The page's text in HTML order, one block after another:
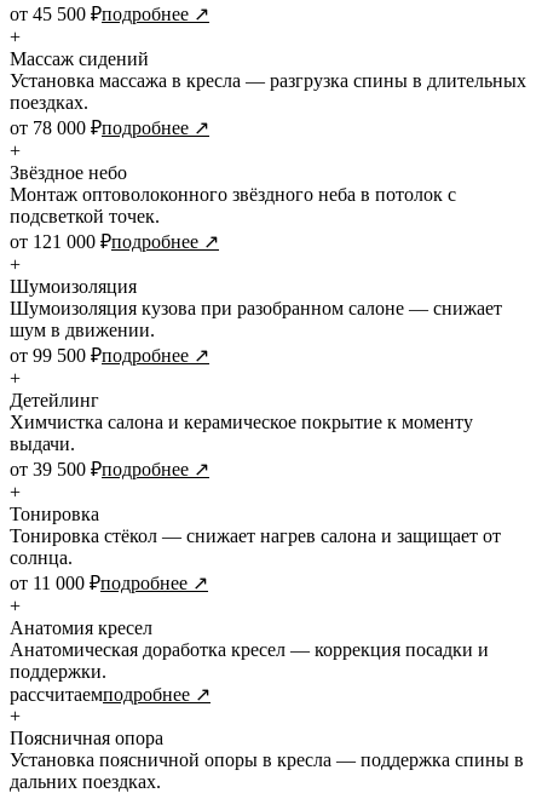
от 45 500 ₽подробнее ↗
+
Массаж сидений
Установка массажа в кресла — разгрузка спины в длительных
поездках.
от 78 000 ₽подробнее ↗
+
Звёздное небо
Монтаж оптоволоконного звёздного неба в потолок с
подсветкой точек.
от 121 000 ₽подробнее ↗
+
Шумоизоляция
Шумоизоляция кузова при разобранном салоне — снижает
шум в движении.
от 99 500 ₽подробнее ↗
+
Детейлинг
Химчистка салона и керамическое покрытие к моменту
выдачи.
от 39 500 ₽подробнее ↗
+
Тонировка
Тонировка стёкол — снижает нагрев салона и защищает от
солнца.
от 11 000 ₽подробнее ↗
+
Анатомия кресел
Анатомическая доработка кресел — коррекция посадки и
поддержки.
рассчитаемподробнее ↗
+
Поясничная опора
Установка поясничной опоры в кресла — поддержка спины в
дальних поездках.